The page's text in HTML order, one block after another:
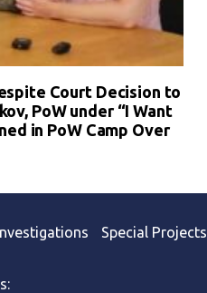
Court Decision to
PoW under “I Want
in PoW Camp Over
Special Projects